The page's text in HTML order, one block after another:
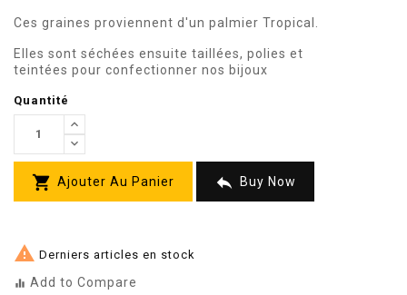
Ces graines proviennent d'un palmier Tropical.
Elles sont séchées ensuite taillées, polies et
teintées pour confectionner nos bijoux
Quantité
 Ajouter Au Panier  Buy Now
 Derniers articles en stock
equalizer Add to Compare